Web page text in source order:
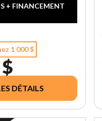
+ FINANCEMENT
1 000 $
DÉTAILS